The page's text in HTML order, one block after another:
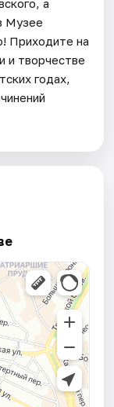
а
Музее
Приходите на
и творчестве
годах,